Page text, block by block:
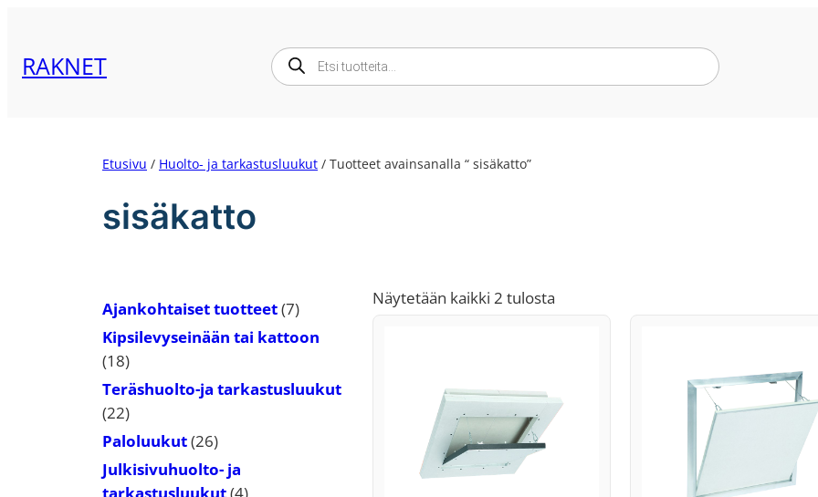
RAKNET Products
search
Etusivu / Huolto- ja tarkastusluukut / Tuotteet avainsanalla “ sisäkatto”
sisäkatto
Ajankohtaiset tuotteet 77
tuotetta
Kipsilevyseinään tai kattoon
1818
tuotetta
Teräshuolto-ja tarkastusluukut
2222
tuotetta
Paloluukut 2626
tuotetta
Julkisivuhuolto- ja
tarkastusluukut 44
Näytetään kaikki 2 tulosta